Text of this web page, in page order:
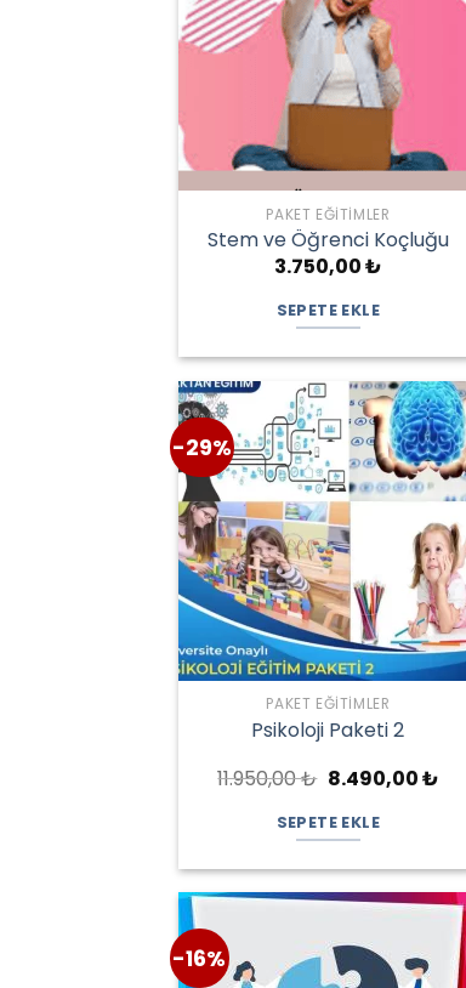
PAKET EĞITIMLER
Stem ve Öğrenci Koçluğu
3.750,00₺
SEPETE EKLE
-29%
PAKET EĞITIMLER
Psikoloji Paketi 2
11.950,00₺ Orijinal
11.950,00 ₺.
8.490,00₺Şu
SEPETE EKLE
-16%